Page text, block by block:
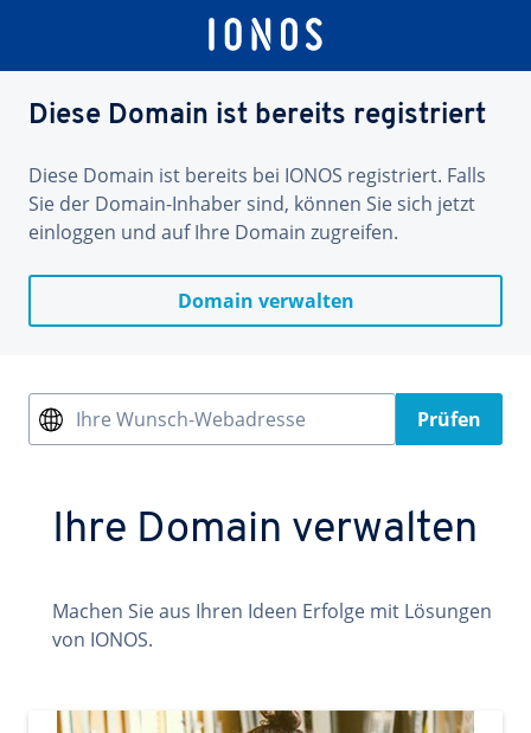
Diese Domain ist bereits registriert
Diese Domain ist bereits bei IONOS registriert. Falls
Sie der Domain-Inhaber sind, können Sie sich jetzt
einloggen und auf Ihre Domain zugreifen.
Domain verwalten
Ihre Wunsch-Webadresse Prüfen
Ihre Domain verwalten
Machen Sie aus Ihren Ideen Erfolge mit Lösungen
von IONOS.